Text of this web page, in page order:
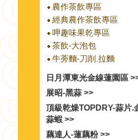
農作茶飲專區
經典農作茶飲專區
呷趣味果乾專區
茶飲-大泡包
牛蒡麵-刀削.拉麵
日月潭東光金線蓮園區
展昭-黑蒜 >>
頂級乾燥TOPDRY-蒜片.
蒜蝦 >>
藕達人-蓮藕粉 >>